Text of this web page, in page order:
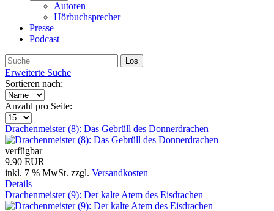
Autoren
Hörbuchsprecher
Presse
Podcast
Erweiterte Suche
Sortieren nach:
Anzahl pro Seite:
Drachenmeister (8): Das Gebrüll des Donnerdrachen
verfügbar
9.90 EUR
inkl. 7 % MwSt. zzgl. Versandkosten
Details
Drachenmeister (9): Der kalte Atem des Eisdrachen